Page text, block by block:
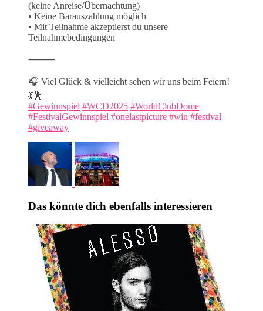
(keine Anreise/Übernachtung)
• Keine Barauszahlung möglich
• Mit Teilnahme akzeptierst du unsere
Teilnahmebedingungen
⸻
🎧 Viel Glück & vielleicht sehen wir uns beim Feiern!
💃🕺
#Gewinnspiel #WCD2025 #WorldClubDome
#FestivalGewinnspiel #onelastpicture #win #festival
#giveaway
Das könnte dich ebenfalls interessieren